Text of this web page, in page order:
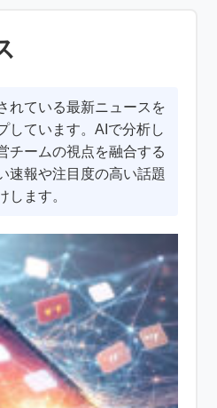
れている最新ニュースを
しています。AIで分析し
チームの視点を融合する
速報や注目度の高い話題
します。